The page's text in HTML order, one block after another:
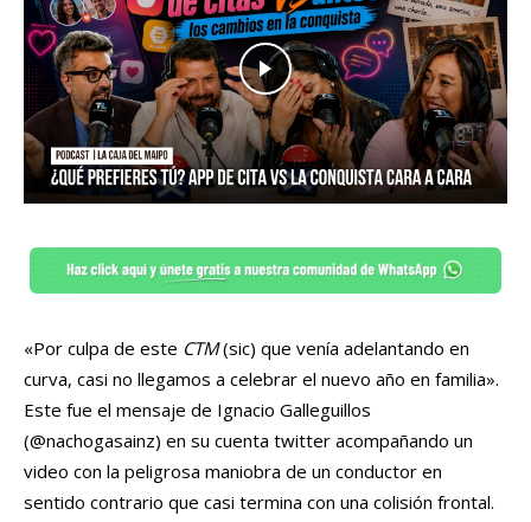
«Por culpa de este CTM(sic) que venía adelantando en
curva, casi no llegamos a celebrar el nuevo año en familia».
Este fue el mensaje de Ignacio Galleguillos
(@nachogasainz) en su cuenta twitter acompañando un
video con la peligrosa maniobra de un conductor en
sentido contrario que casi termina con una colisión frontal.